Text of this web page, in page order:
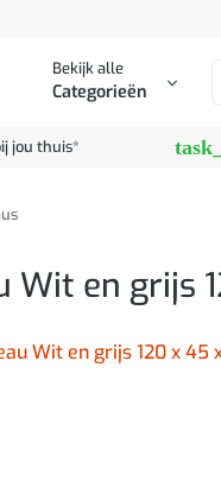
Bekijk alle
Categorieën
jou thuis*
Wit en grijs